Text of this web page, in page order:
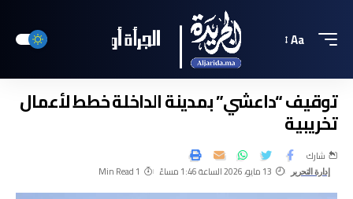
Aa
توقيف “داعشي” بمدينة الداخلة خطط لأعمال
تخريبية
إدارة التحرير 13 مايو، 2026 الساعة 1:46 مساءً 1 Min Read
شارك